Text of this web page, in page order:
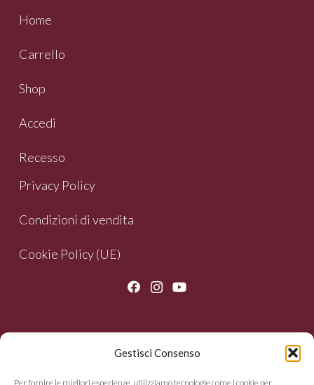
Gestisci Consenso
Per fornire le migliori esperienze, utilizziamo tecnologie come i cookie per
Home
Carrello
Shop
Accedi
Recesso
Privacy Policy
Condizioni di vendita
Cookie Policy (UE)
NEWSLETTER